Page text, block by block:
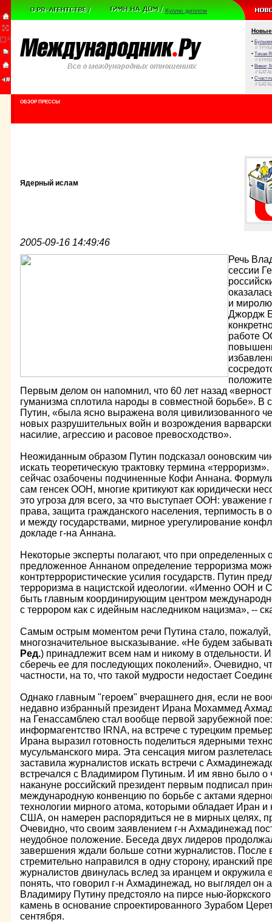
Куплю диплом
Новые
•
//
• Тихая
//
• Виват,
//
•
//
ОБЗОР ПРЕССЫ
Ядерный ислам
2005-09-16 14:49:46
Речь
сессии
и
Джордж
работе
Первым делом он напомнил, что 60 лет назад
гуманизма сплотила народы в совместной борьбе». В
Путин, «была ясно выражена воля цивилизованного
новых разрушительных войн и возрождения
насилие, агрессию и расовое превосходство».
Неожиданным образом Путин подсказал ооновским
искать теоретическую трактовку термина
сейчас озабочены подчиненные Кофи Аннана.
сам генсек ООН, многие критикуют как юридически
это угроза для всего, за что выступает ООН: уважение
права, защита гражданского населения, терпимость
и между государствами, мирное урегулирование
докладе г-на Аннана.
Некоторые эксперты полагают, что при определенных
предложенное Аннаном определение терроризма
контртеррористические усилия государств. Путин
терроризма в нацистской идеологии. «Именно ООН и
быть главным координирующим центром
с террором как с идейным наследником нацизма», --
Самым острым моментом речи Путина стало, пожалуй,
многозначительное высказывание. «Не будем
Ред.) принадлежит всем нам и никому в отдельности. И
сберечь ее для последующих поколений». Очевидно,
частности, на то, что такой мудрости недостает
Однако главным "героем" вчерашнего дня, если не
недавно избранный президент Ирана Мохаммед
на Генассамблею стал вообще первой зарубежной
информагентство IRNA, на встрече с турецким
Ирана выразил готовность поделиться ядерными
мусульманского мира. Эта сенсация мигом
заставила журналистов искать встречи с
встречался с Владимиром Путиным. И им явно было о
накануне российский президент первым подписал
международную конвенцию по борьбе с актами
технологии мирного атома, которыми обладает Иран
США, он намерен распорядиться не в мирных целях,
Очевидно, что своим заявлением г-н Ахмадинежад
неудобное положение. Беседа двух лидеров
завершения ждали больше сотни журналистов. После
стремительно направился в одну сторону, иранский
журналистов двинулась вслед за иранцем и окружила
понять, что говорил г-н Ахмадинежад, но выглядел он
Владимиру Путину предстояло на пирсе нью-
камень в основание спроектированного Зурабом
сентября.